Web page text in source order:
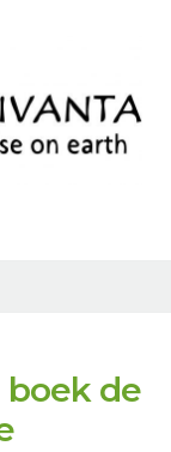
boek de